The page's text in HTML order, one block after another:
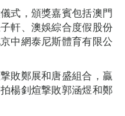
式，頒獎嘉賓包括澳門
軒、澳娛綜合度假股份
中網泰尼斯體育有限公
敗鄭展和唐盛組合，贏
楊釗煊撃敗郭涵煜和鄭